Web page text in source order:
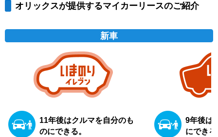
オリックスが提供するマイカーリースのご紹介
新車
11年後はクルマを自分のも
のにできる。
9年後は
にできる